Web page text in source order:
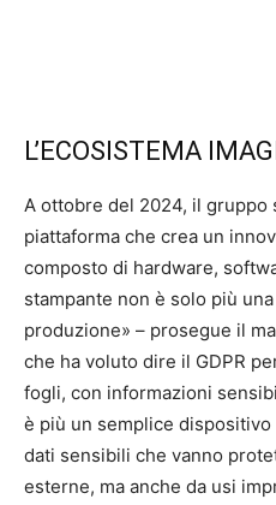
L’ECOSISTEMA
A ottobre del 2024, il gruppo
piattaforma che crea un
composto di hardware,
stampante non è solo più
produzione» – prosegue il
che ha voluto dire il GDPR
fogli, con informazioni
è più un semplice
dati sensibili che vanno
esterne, ma anche da usi